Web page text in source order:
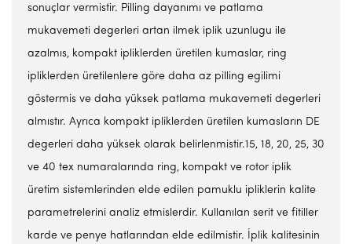
sonuçlar vermistir. Pilling dayanımı ve patlama
mukavemeti degerleri artan ilmek iplik uzunlugu ile
azalmıs, kompakt ipliklerden üretilen kumaslar, ring
ipliklerden üretilenlere göre daha az pilling egilimi
göstermis ve daha yüksek patlama mukavemeti degerleri
almıstır. Ayrıca kompakt ipliklerden üretilen kumasların DE
degerleri daha yüksek olarak belirlenmistir.15, 18, 20, 25, 30
ve 40 tex numaralarında ring, kompakt ve rotor iplik
üretim sistemlerinden elde edilen pamuklu ipliklerin kalite
parametrelerini analiz etmislerdir. Kullanılan serit ve fitiller
karde ve penye hatlarından elde edilmistir. İplik kalitesinin